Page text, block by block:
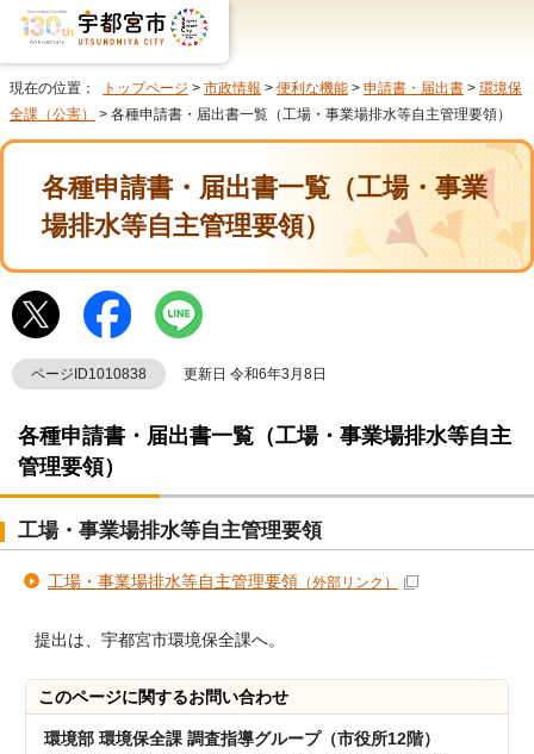
現在の位置： トップページ > 市政情報 > 便利な機能 > 申請書・届出書 > 環境保
全課（公害）
> 各種申請書・届出書一覧（工場・事業場排水等自主管理要領）
各種申請書・届出書一覧（工場・事業
場排水等自主管理要領）
ページID1010838 更新日 令和6年3月8日
各種申請書・届出書一覧（工場・事業場排水等自主
管理要領）
工場・事業場排水等自主管理要領
工場・事業場排水等自主管理要領 （外部リンク）
提出は、宇都宮市環境保全課へ。
このページに関するお問い合わせ
環境部 環境保全課 調査指導グループ（市役所12階）